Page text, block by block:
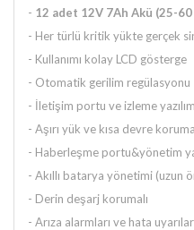
- 12 adet 12V 7Ah Akü (25-
- Her türlü kritik yükte gerçek
- Kullanımı kolay LCD gösterge
- Otomatik gerilim regülasyonu
- İletişim portu ve izleme
- Aşırı yük ve kısa devre
- Haberleşme portu&yönetim
- Akıllı batarya yönetimi (uzun
- Derin deşarj korumalı
- Arıza alarmları ve hata